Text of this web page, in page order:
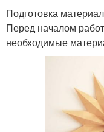
Подготовка
Перед началом
необходимые